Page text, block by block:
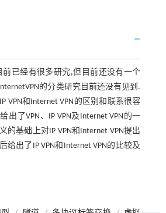
前已经有很多研究,但目前还没有一个
的分类研究目前还没有见到.
VPN和Internet VPN的区别和联系很容
出了VPN、IP VPN及Internet VPN的一
的基础上对IP VPN和Internet VPN提出
给出了IP VPN和Internet VPN的比较及